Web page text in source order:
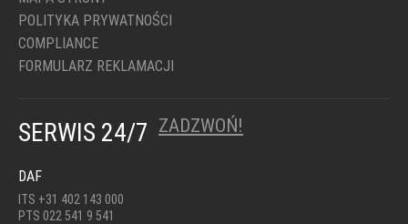
POLITYKA PRYWATNOŚCI
COMPLIANCE
FORMULARZ REKLAMACJI
SERWIS 24/7 ZADZWOŃ!
DAF
ITS +31 402 143 000
PTS 022 541 9 541